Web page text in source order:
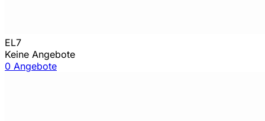
EL7
Keine Angebote
0 Angebote